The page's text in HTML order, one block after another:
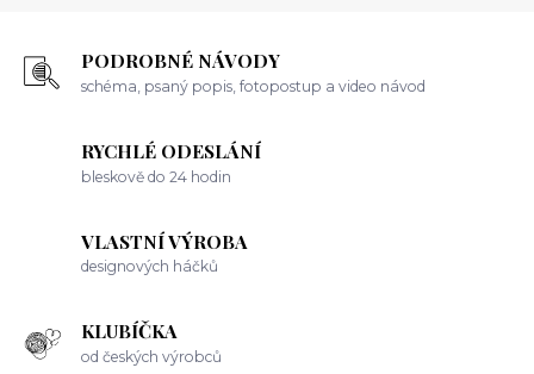
PODROBNÉ NÁVODY
schéma, psaný popis, fotopostup a video návod
RYCHLÉ ODESLÁNÍ
bleskově do 24 hodin
VLASTNÍ VÝROBA
designových háčků
KLUBÍČKA
od českých výrobců